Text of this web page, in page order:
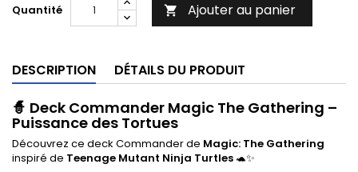
Quantité  Ajouter au panier
DESCRIPTION DÉTAILS DU PRODUIT
🧙 Deck Commander Magic The Gathering –
Puissance des Tortues
Découvrez ce deck Commander de Magic: The Gathering
inspiré de Teenage Mutant Ninja Turtles🐢✨